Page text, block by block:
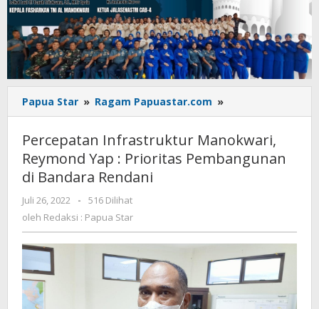
Papua Star » Ragam Papuastar.com »
Infrastruktur
Reymond
Yap
Bandara
Percepatan Infrastruktur Manokwari,
Reymond Yap : Prioritas Pembangunan
di Bandara Rendani
Juli 26, 2022
oleh
Redaksi
-
516 Dilihat
oleh Redaksi : Papua Star